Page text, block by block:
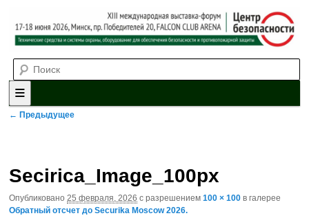
XII международная выставка-
форум «Центр безопасности»
систем охраны, оборудования для обеспечения безопасности и
противопожарной защиты. 4-5 июня 2025, Минск, пр. Победителей,
20
Главное меню
Перейти к основному содержимому
Перейти к дополнительному содержимому
Навигация по изображениям
← Предыдущее
Secirica_Image_100px
Опубликовано 25 февраля, 2026 с разрешением 100 × 100 в галерее
Обратный отсчет до Securika Moscow 2026.